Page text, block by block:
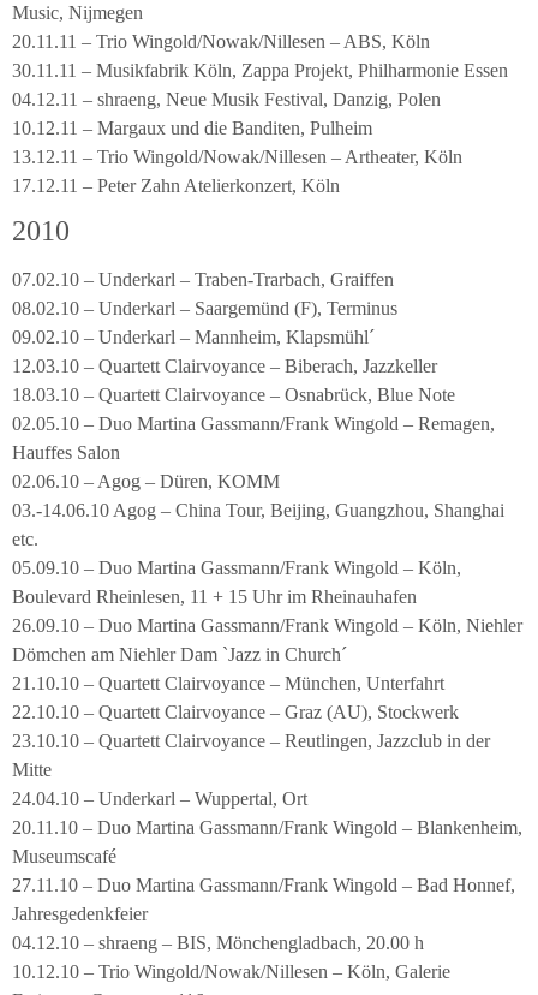
Music, Nijmegen
20.11.11 – Trio Wingold/Nowak/Nillesen – ABS, Köln
30.11.11 – Musikfabrik Köln, Zappa Projekt, Philharmonie Essen
04.12.11 – shraeng, Neue Musik Festival, Danzig, Polen
10.12.11 – Margaux und die Banditen, Pulheim
13.12.11 – Trio Wingold/Nowak/Nillesen – Artheater, Köln
17.12.11 – Peter Zahn Atelierkonzert, Köln
2010
07.02.10 – Underkarl – Traben-Trarbach, Graiffen
08.02.10 – Underkarl – Saargemünd (F), Terminus
09.02.10 – Underkarl – Mannheim, Klapsmühl´
12.03.10 – Quartett Clairvoyance – Biberach, Jazzkeller
18.03.10 – Quartett Clairvoyance – Osnabrück, Blue Note
02.05.10 – Duo Martina Gassmann/Frank Wingold – Remagen,
Hauffes Salon
02.06.10 – Agog – Düren, KOMM
03.-14.06.10 Agog – China Tour, Beijing, Guangzhou, Shanghai
etc.
05.09.10 – Duo Martina Gassmann/Frank Wingold – Köln,
Boulevard Rheinlesen, 11 + 15 Uhr im Rheinauhafen
26.09.10 – Duo Martina Gassmann/Frank Wingold – Köln, Niehler
Dömchen am Niehler Dam `Jazz in Church´
21.10.10 – Quartett Clairvoyance – München, Unterfahrt
22.10.10 – Quartett Clairvoyance – Graz (AU), Stockwerk
23.10.10 – Quartett Clairvoyance – Reutlingen, Jazzclub in der
Mitte
24.04.10 – Underkarl – Wuppertal, Ort
20.11.10 – Duo Martina Gassmann/Frank Wingold – Blankenheim,
Museumscafé
27.11.10 – Duo Martina Gassmann/Frank Wingold – Bad Honnef,
Jahresgedenkfeier
04.12.10 – shraeng – BIS, Mönchengladbach, 20.00 h
10.12.10 – Trio Wingold/Nowak/Nillesen – Köln, Galerie